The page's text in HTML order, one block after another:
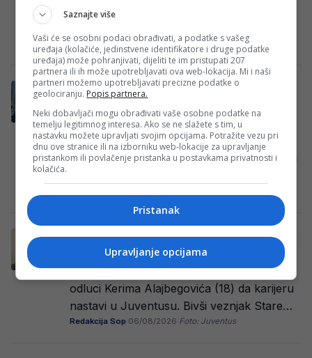
navijače reprezentacije Bosne i
Redakcija Sop·06/08/2026 ·Foto: NS BiH
Donesena konačna odluka o transferu
Baždara!
Reprezentativac Bosne i Hercegovine
Samed Baždar danas će i zvanično postati
novi fudbaler belgijskog St. Truidena, u koji
Pjanić otkrio: “Za Kerima je bilo i bogatijih
ponuda, ali..”
Miralem Pjanić (35) imao je važnu ulogu u
odluci Kerima Alajbegovića (18) da karijeru
nastavi u Juventusu. Bivši veznjak Stare…
Redakcija Sop·06/08/2026·Foto: Juventus
Saznajte više
Vaši će se osobni podaci obrađivati, a podatke s vašeg
uređaja (kolačiće, jedinstvene identifikatore i druge podatke
uređaja) može pohranjivati, dijeliti te im pristupati 207
partnera ili ih može upotrebljavati ova web-lokacija. Mi i naši
partneri možemo upotrebljavati precizne podatke o
geolociranju. Popis partnera.
Neki dobavljači mogu obrađivati vaše osobne podatke na
temelju legitimnog interesa. Ako se ne slažete s tim, u
nastavku možete upravljati svojim opcijama. Potražite vezu pri
dnu ove stranice ili na izborniku web-lokacije za upravljanje
pristankom ili povlačenje pristanka u postavkama privatnosti i
kolačića.
Pristanak
Upravljanje opcijama